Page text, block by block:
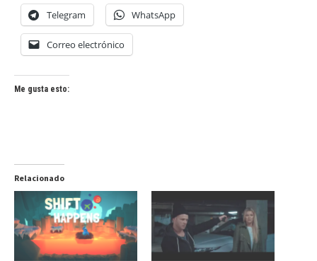
Telegram WhatsApp
Correo electrónico
Me gusta esto:
Relacionado